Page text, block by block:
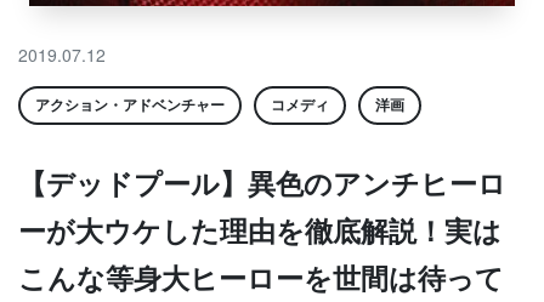
2019.07.12
アクション・アドベンチャー コメディ 洋画
【デッドプール】異色のアンチヒーロ
ーが大ウケした理由を徹底解説！実は
こんな等身大ヒーローを世間は待って